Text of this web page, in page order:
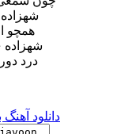
همچو
درد
دانلود آهنگ